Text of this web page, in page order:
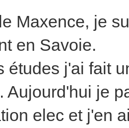
Maxence, je
en Savoie.
études j'ai fait
Aujourd'hui je
elec et j'en